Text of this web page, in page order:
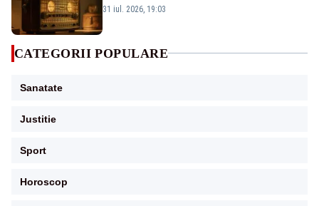
racheta asupra Poloniei au reaprins
31 iul. 2026, 19:03
CATEGORII POPULARE
Sanatate
Justitie
Sport
Horoscop